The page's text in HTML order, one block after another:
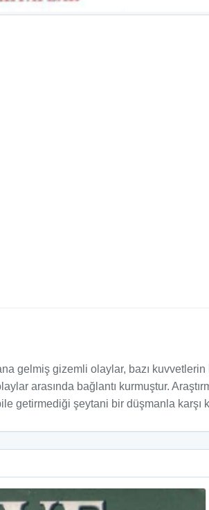
gelmiş gizemli olaylar, bazı
arasında bağlantı kurmuştur.
getirmediği şeytani bir düşmanla karşı